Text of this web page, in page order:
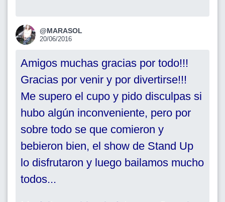
@MARASOL
20/06/2016
Amigos muchas gracias por todo!!!
Gracias por venir y por divertirse!!!
Me supero el cupo y pido disculpas si
hubo algún inconveniente, pero por
sobre todo se que comieron y
bebieron bien, el show de Stand Up
lo disfrutaron y luego bailamos mucho
todos...